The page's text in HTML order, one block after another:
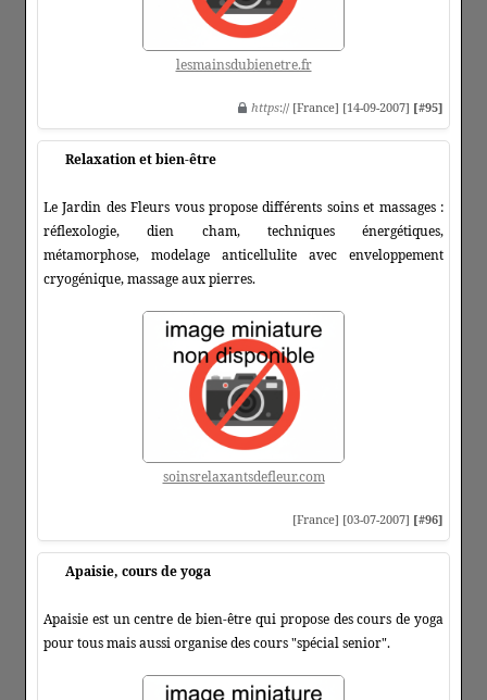
lesmainsdubienetre.fr
https:// [France] [14-09-2007] [#95]
Relaxation et bien-être
Le Jardin des Fleurs vous propose différents soins et massages :
réflexologie, dien cham, techniques énergétiques,
métamorphose, modelage anticellulite avec enveloppement
cryogénique, massage aux pierres.
soinsrelaxantsdefleur.com
[France] [03-07-2007] [#96]
Apaisie, cours de yoga
Apaisie est un centre de bien-être qui propose des cours de yoga
pour tous mais aussi organise des cours "spécial senior".